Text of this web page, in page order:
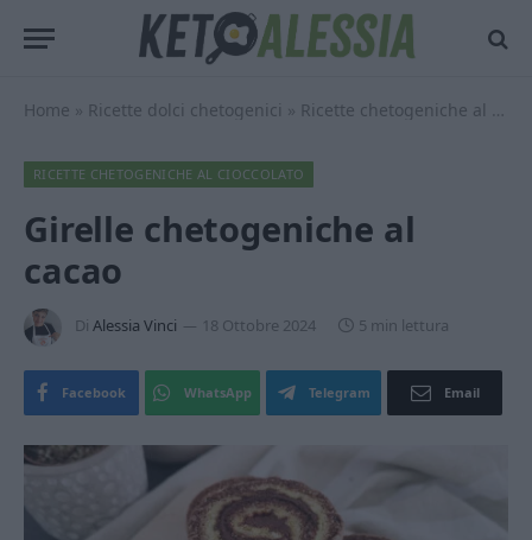
Home » Ricette dolci chetogenici » Ricette chetogeniche al cioccolato
RICETTE CHETOGENICHE AL CIOCCOLATO
Girelle chetogeniche al
cacao
Di Alessia Vinci 18 Ottobre 2024 5 min lettura
Facebook WhatsApp Telegram Email